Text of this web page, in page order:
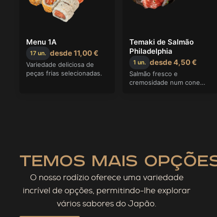
temos mais
O nosso rodízio oferece uma variedade
incrível de opções, permitindo-lhe explorar
vários sabores do Japão.